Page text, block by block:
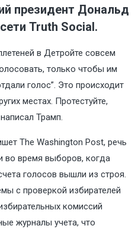
президент Дональд
Truth Social.
в Детройте совсем
только чтобы им
голос”. Это происходит
местах. Протестуйте,
Трамп.
The Washington Post, речь
во время выборов, когда
голосов вышли из строя.
с проверкой избирателей
комиссий
журналы учета, что